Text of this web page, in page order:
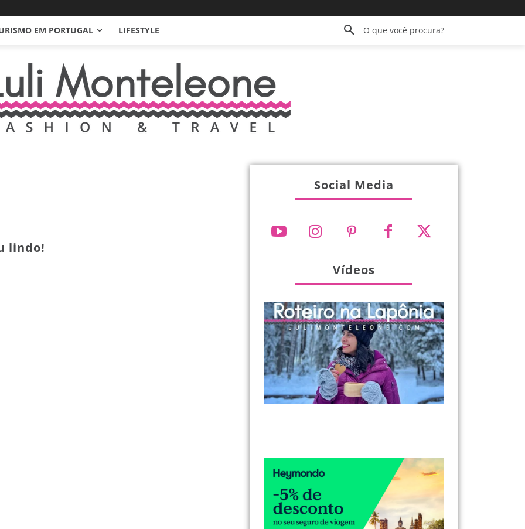
EM PORTUGAL LIFESTYLE O que você procura?
lindo!
Social Media
Vídeos